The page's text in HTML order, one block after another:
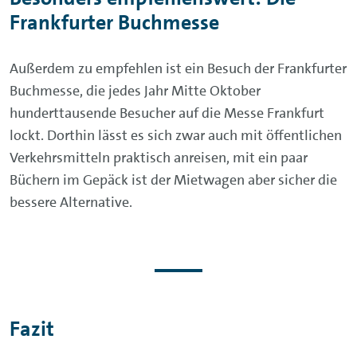
Frankfurter Buchmesse
Außerdem zu empfehlen ist ein Besuch der Frankfurter
Buchmesse, die jedes Jahr Mitte Oktober
hunderttausende Besucher auf die Messe Frankfurt
lockt. Dorthin lässt es sich zwar auch mit öffentlichen
Verkehrsmitteln praktisch anreisen, mit ein paar
Büchern im Gepäck ist der Mietwagen aber sicher die
bessere Alternative.
Fazit